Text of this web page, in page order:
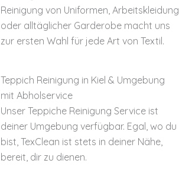
Reinigung von Uniformen, Arbeitskleidung
oder alltäglicher Garderobe macht uns
zur ersten Wahl für jede Art von Textil.
Teppich Reinigung in Kiel & Umgebung
mit Abholservice
Unser Teppiche Reinigung Service ist
deiner Umgebung verfügbar. Egal, wo du
bist, TexClean ist stets in deiner Nähe,
bereit, dir zu dienen.